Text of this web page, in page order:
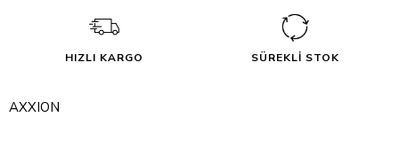
HIZLI KARGO SÜREKLİ STOK
AXXION